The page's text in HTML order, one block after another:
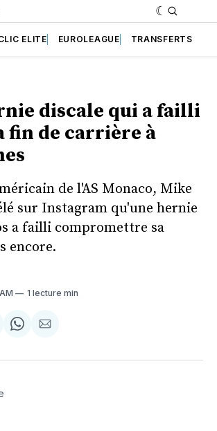
ELITE EUROLEAGUE TRANSFERTS
discale qui a failli
fin de carrière à
de l'AS Monaco, Mike
sur Instagram qu'une hernie
a failli compromettre sa
encore.
1 lecture min
Share
WhatsApp
Partager
Courriel